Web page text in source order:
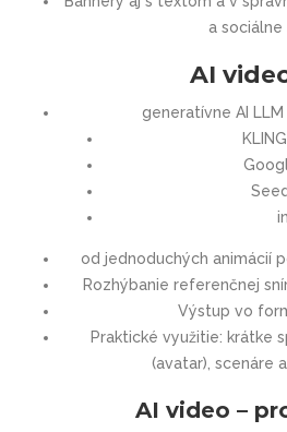
a sociálne
AI
generatívne AI
od jednoduchých animácií
Rozhýbanie referenčnej
Výstup vo
Praktické využitie: krátke
(avatar), scenáre
AI video –